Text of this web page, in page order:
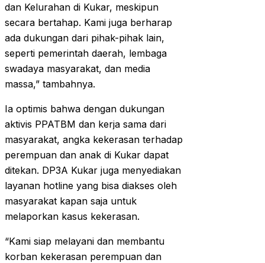
dan Kelurahan di Kukar, meskipun
secara bertahap. Kami juga berharap
ada dukungan dari pihak-pihak lain,
seperti pemerintah daerah, lembaga
swadaya masyarakat, dan media
massa,” tambahnya.
Ia optimis bahwa dengan dukungan
aktivis PPATBM dan kerja sama dari
masyarakat, angka kekerasan terhadap
perempuan dan anak di Kukar dapat
ditekan. DP3A Kukar juga menyediakan
layanan hotline yang bisa diakses oleh
masyarakat kapan saja untuk
melaporkan kasus kekerasan.
“Kami siap melayani dan membantu
korban kekerasan perempuan dan